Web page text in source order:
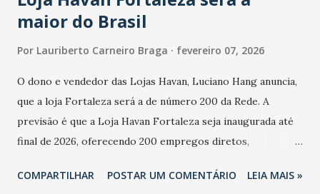
maior do Brasil
Por Lauriberto Carneiro Braga fevereiro 07, 2026
O dono e vendedor das Lojas Havan, Luciano Hang anuncia,
que a loja Fortaleza será a de número 200 da Rede. A
previsão é que a Loja Havan Fortaleza seja inaugurada até
final de 2026, oferecendo 200 empregos diretos,
Havan Fortaleza ainda não foi anunciada oficialmente, mas
COMPARTILHAR POSTAR UM COMENTÁRIO LEIA MAIS »